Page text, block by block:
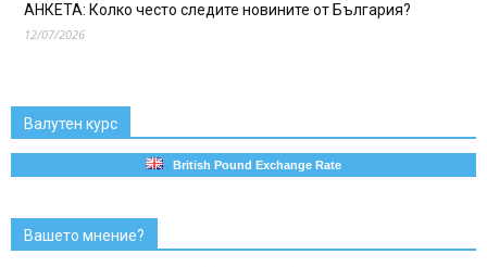
АНКЕТА: Колко често следите новините от България?
12/07/2026
Валутен курс
British Pound Exchange Rate
Вашето мнение?